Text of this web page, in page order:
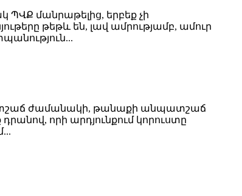
մանրաթելից, երբեք չի
թեթև են, լավ ամրությամբ, ամուր
ժամանակի, թանաքի անպատշաճ
որի արդյունքում կորուստը